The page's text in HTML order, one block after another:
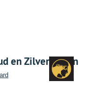
en Zilver kopen